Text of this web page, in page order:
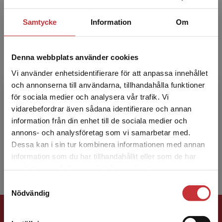
Samtycke Information Om
Denna webbplats använder cookies
Vi använder enhetsidentifierare för att anpassa innehållet
och annonserna till användarna, tillhandahålla funktioner
för sociala medier och analysera vår trafik. Vi
vidarebefordrar även sådana identifierare och annan
information från din enhet till de sociala medier och
annons- och analysföretag som vi samarbetar med.
Dessa kan i sin tur kombinera informationen med annan
information som du har tillhandahållit eller som de har
Nödvändig
Begränsad fraktregion
Det verkar som att du besöker
studentlitteratur.se via en enhet utanför Sverige.
Vi erbjuder inte leveranser utanför Sverige. För
att kunna slutföra ett köp måste
JAN MARTON är docent och verksam som
lärare och forskare i externredovisning på
Handelshögskolan vid Göteborgs universitet.
Anna-Karin Pettersson